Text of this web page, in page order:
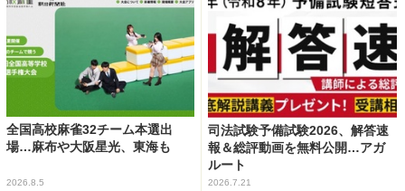
全国高校麻雀32チーム本選出
場…麻布や大阪星光、東海も
2026.8.5
司法試験予備試験2026、解答速
報＆総評動画を無料公開…アガ
ルート
2026.7.21